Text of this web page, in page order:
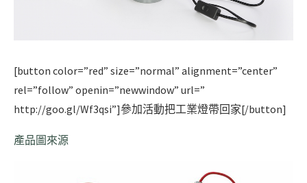
[button color=”red” size=”normal” alignment=”center”
rel=”follow” openin=”newwindow” url=”
http://goo.gl/Wf3qsi”]參加活動把工業燈帶回家[/button]
產品圖來源